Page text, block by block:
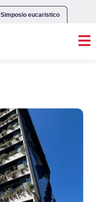
Simposio eucaristico